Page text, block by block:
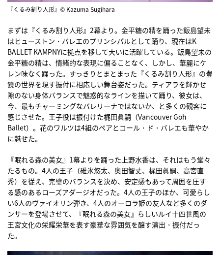
『くるみ割り人形』© Kazuma Sugihara
まずは『くるみ割り人形』2幕より。金平糖の精を踊った飯島望未
はヒューストン・バレエのプリンシパルとして踊り、現在はK
BALLET KAMPNYに拠点を移して大いに活躍している。飯島望未の
金平糖の精は、情緒的な表現に偏ることなく、しかし、華麗にケ
レン味なく踊った。すっきりとまとまった『くるみ割り人形』の豊
饒の世界を現す振付に相応しい舞台姿だった。ティアラを輝かせ
隙のない身体バランスで魅惑的なラインを描いて踊り、彼女は、
今、最もチャーミングなバレリーナではないか、と多くの観客に
感じさせた。王子役は振付けた梶田眞嗣（Vancouver Goh
Ballet）。花のワルツは4組のペアとコール・ド・バレエも華やか
に魅せた。
『眠れる森の美女』1幕よりを踊った上野水香は、それはもう堂々
たるもの。4人の王子（碓氷悠太、奥田智丈、梶田眞嗣、高宮直
秀）を従え、完璧のバランスを決め、安定感もあって周囲を圧す
る感のあるローズアダージオだった。4人の王子のほか、可愛らし
い6人のヴァイオリン弾き、4人のオーロラ姫の友人など多くのダ
ンサーを登場させて、『眠れる森の美女』らしいルイ十四世風の
王宮文化の栄耀栄華を表す豪華な雰囲気を醸す演出・振付だっ
た。